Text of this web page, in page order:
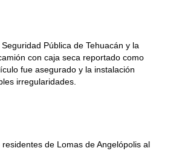
Pública de Tehuacán y la
con caja seca reportado como
fue asegurado y la instalación
irregularidades.
de Lomas de Angelópolis al